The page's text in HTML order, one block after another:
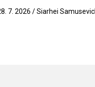
7. 2026 / Siarhei